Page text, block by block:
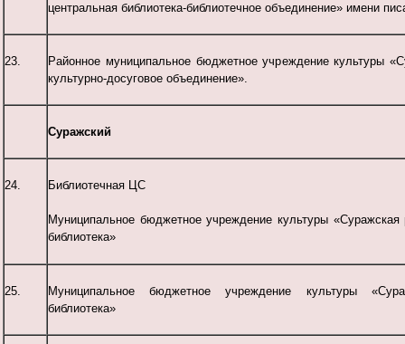
центральная библиотека-библиотечное объединение» имени
23.
Районное муниципальное бюджетное учреждение культуры
культурно-досуговое объединение».
Суражский
24. Библиотечная ЦС
Муниципальное бюджетное учреждение культуры «Суражская
библиотека»
25.
Муниципальное бюджетное учреждение культуры
библиотека»